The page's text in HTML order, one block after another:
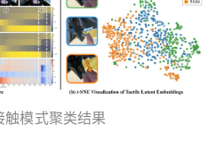
模式聚类结果